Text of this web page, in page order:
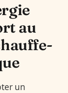
au
un